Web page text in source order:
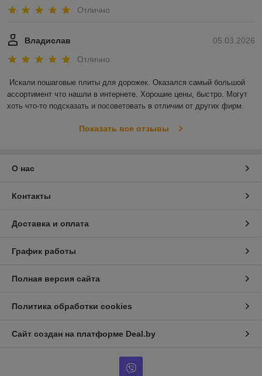
Отлично
05.03.2026
Владислав
Отлично
Искали пошаговые плиты для дорожек. Оказался самый большой
ассортимент что нашли в интернете. Хорошие цены, быстро. Могут
хоть что-то подсказать и посоветовать в отличии от других фирм.
Показать все отзывы
О нас
Контакты
Доставка и оплата
График работы
Полная версия сайта
Политика обработки cookies
Сайт создан на платформе Deal.by